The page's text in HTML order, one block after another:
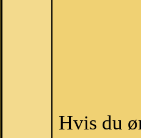
Hvis du